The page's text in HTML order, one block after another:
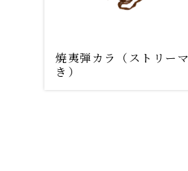
焼夷弾カラ（ストリー
き）